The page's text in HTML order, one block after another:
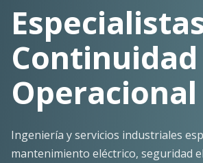
Soporte
Operacional
Continuo
Despliegue ágil en terreno con los
estándares de seguridad y calidad